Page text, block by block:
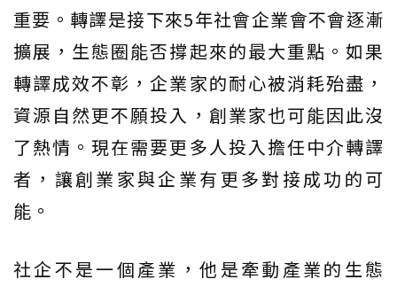
重要。轉譯是接下來5年社會企業會不會逐漸
擴展，生態圈能否撐起來的最大重點。如果
轉譯成效不彰，企業家的耐心被消耗殆盡，
資源自然更不願投入，創業家也可能因此沒
了熱情。現在需要更多人投入擔任中介轉譯
者，讓創業家與企業有更多對接成功的可
能。
社企不是一個產業，他是牽動產業的生態